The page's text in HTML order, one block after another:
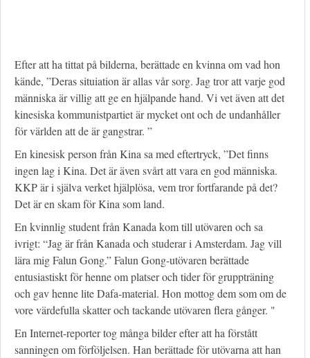
Efter att ha tittat på bilderna, berättade en kvinna om vad hon
kände, ”Deras situiation är allas vår sorg. Jag tror att varje god
människa är villig att ge en hjälpande hand. Vi vet även att det
kinesiska kommunistpartiet är mycket ont och de undanhåller
för världen att de är gangstrar. ”
En kinesisk person från Kina sa med eftertryck, ”Det finns
ingen lag i Kina. Det är även svårt att vara en god människa.
KKP är i själva verket hjälplösa, vem tror fortfarande på det?
Det är en skam för Kina som land.
En kvinnlig student från Kanada kom till utövaren och sa
ivrigt: “Jag är från Kanada och studerar i Amsterdam. Jag vill
lära mig Falun Gong.” Falun Gong-utövaren berättade
entusiastiskt för henne om platser och tider för gruppträning
och gav henne lite Dafa-material. Hon mottog dem som om de
vore värdefulla skatter och tackande utövaren flera gånger. "
En Internet-reporter tog många bilder efter att ha förstått
sanningen om förföljelsen. Han berättade för utövarna att han